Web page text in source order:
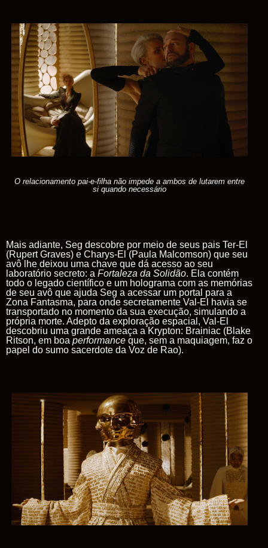
O relacionamento pai-e-filha não impede a ambos de lutarem entre
si quando necessário
Mais adiante, Seg descobre por meio de seus pais Ter-El
(Rupert Graves) e Charys-El (Paula Malcomson) que seu
avô lhe deixou uma chave que dá acesso ao seu
laboratório secreto: a Fortaleza da Solidão. Ela contém
todo o legado científico e um holograma com as memórias
de seu avô que ajuda Seg a acessar um portal para a
Zona Fantasma, para onde secretamente Val-El
havia se
transportado no momento da sua execução, simulando a
própria morte. Adepto da exploração espacial, Val-El
descobriu uma grande ameaça a Krypton: Brainiac (Blake
Ritson, em boa performance que, sem a maquiagem, faz o
papel do sumo sacerdote da Voz de Rao).